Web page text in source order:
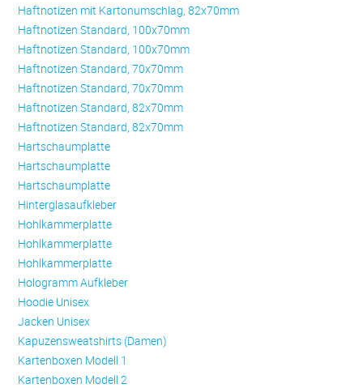
Haftnotizen mit Kartonumschlag, 82x70mm
Haftnotizen Standard, 100x70mm
Haftnotizen Standard, 100x70mm
Haftnotizen Standard, 70x70mm
Haftnotizen Standard, 70x70mm
Haftnotizen Standard, 82x70mm
Haftnotizen Standard, 82x70mm
Hartschaumplatte
Hartschaumplatte
Hartschaumplatte
Hinterglasaufkleber
Hohlkammerplatte
Hohlkammerplatte
Hohlkammerplatte
Hologramm Aufkleber
Hoodie Unisex
Jacken Unisex
Kapuzensweatshirts (Damen)
Kartenboxen Modell 1
Kartenboxen Modell 2